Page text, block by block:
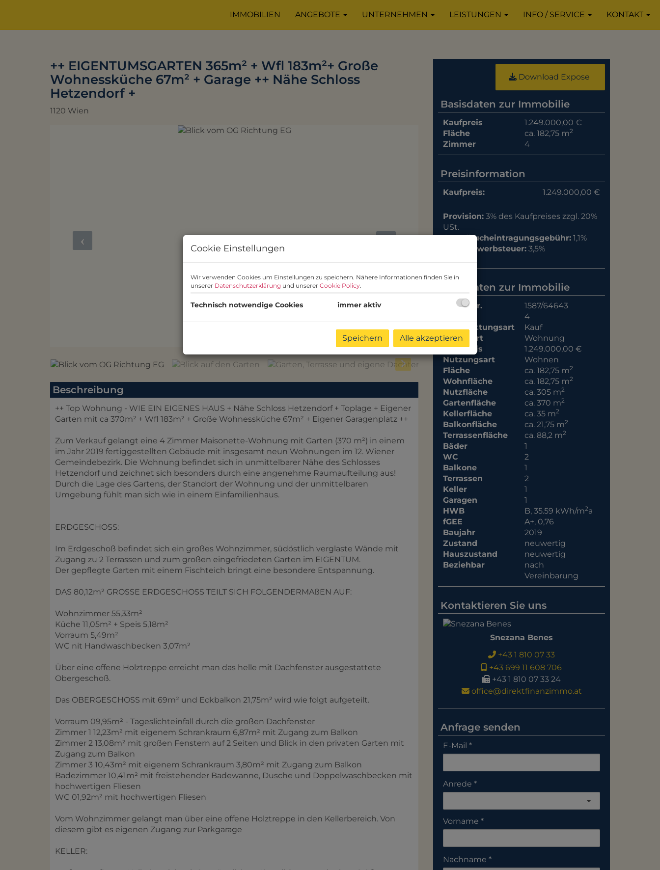
IMMOBILIEN ANGEBOTE UNTERNEHMEN LEISTUNGEN INFO / SERVICE KONTAKT
++ EIGENTUMSGARTEN 365m² + Wfl 183m²+ Große
Wohnessküche 67m² + Garage ++ Nähe Schloss
Hetzendorf +
1120 Wien
Beschreibung
++ Top Wohnung - WIE EIN EIGENES HAUS + Nähe Schloss Hetzendorf + Toplage + Eigener
Garten mit ca 370m² + Wfl 183m² + Große Wohnessküche 67m² + Eigener Garagenplatz ++
Zum Verkauf gelangt eine 4 Zimmer Maisonette-Wohnung mit Garten (370 m²) in einem
im Jahr 2019 fertiggestellten Gebäude mit insgesamt neun Wohnungen im 12. Wiener
Gemeindebezirk. Die Wohnung befindet sich in unmittelbarer Nähe des Schlosses
Hetzendorf und zeichnet sich besonders durch eine angenehme Raumaufteilung aus!
Durch die Lage des Gartens, der Standort der Wohnung und der unmittelbaren
Umgebung fühlt man sich wie in einem Einfamilienhaus.
ERDGESCHOSS:
Im Erdgeschoß befindet sich ein großes Wohnzimmer, südöstlich verglaste Wände mit
Zugang zu 2 Terrassen und zum großen eingefriedeten Garten im EIGENTUM.
Der gepflegte Garten mit einem Fischteich bringt eine besondere Entspannung.
DAS 80,12m² GROSSE ERDGESCHOSS TEILT SICH FOLGENDERMAßEN AUF:
Wohnzimmer 55,33m²
Küche 11,05m² + Speis 5,18m²
Vorraum 5,49m²
WC nit Handwaschbecken 3,07m²
Über eine offene Holztreppe erreicht man das helle mit Dachfenster ausgestattete
Obergeschoß.
Das OBERGESCHOSS mit 69m² und Eckbalkon 21,75m² wird wie folgt aufgeteilt.
Vorraum 09,95m² - Tageslichteinfall durch die großen Dachfenster
Zimmer 1 12,23m² mit eigenem Schrankraum 6,87m² mit Zugang zum Balkon
Zimmer 2 13,08m² mit großen Fenstern auf 2 Seiten und Blick in den privaten Garten mit
Zugang zum Balkon
Zimmer 3 10,43m² mit eigenem Schrankraum 3,80m² mit Zugang zum Balkon
Badezimmer 10,41m² mit freistehender Badewanne, Dusche und Doppelwaschbecken mit
hochwertigen Fliesen
WC 01,92m² mit hochwertigen Fliesen
Vom Wohnzimmer gelangt man über eine offene Holztreppe in den Kellerbereich. Von
diesem gibt es eigenen Zugang zur Parkgarage
KELLER:
Download Expose
Basisdaten zur Immobilie
Kaufpreis
1.249.000,00 €
Fläche
ca. 182,75 m2
Zimmer 4
Preisinformation
Kaufpreis: 1.249.000,00 €
Provision: 3% des Kaufpreises zzgl. 20%
USt.
Grundbucheintragungsgebühr: 1,1%
Grunderwerbsteuer: 3,5%
Basisdaten zur Immobilie
Objektnr.
1587/64643
4
Vermarktungsart
Kauf
Objektart
Wohnung
Kaufpreis
1.249.000,00 €
Nutzungsart
Wohnen
Fläche
ca. 182,75 m2
Wohnfläche ca. 182,75 m2
Nutzfläche ca. 305 m2
Gartenfläche ca. 370 m2
Kellerfläche ca. 35 m2
Balkonfläche ca. 21,75 m2
Terrassenfläche ca. 88,2 m2
Bäder
1
WC
2
Balkone
1
Terrassen
2
Keller
1
Garagen
1
HWB
B, 35.59 kWh/m2a
fGEE
A+, 0,76
Baujahr
2019
Zustand
neuwertig
Hauszustand
neuwertig
Beziehbar
nach
Vereinbarung
Kontaktieren Sie uns
Snezana Benes
+43 1 810 07 33
+43 699 11 608 706
+43 1 810 07 33 24
office@direktfinanzimmo.at
Anfrage senden
E-Mail
Anrede
Vorname
Nachname
Cookie Einstellungen
Wir verwenden Cookies um Einstellungen zu speichern. Nähere Informationen finden Sie in
unserer Datenschutzerklärung und unserer Cookie Policy.
Technisch notwendige Cookies immer aktiv
Speichern Alle akzeptieren